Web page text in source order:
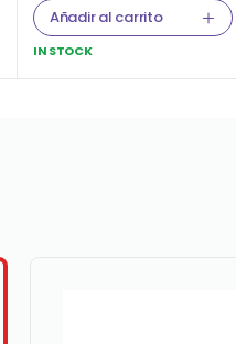
Añadir al carrito
IN STOCK